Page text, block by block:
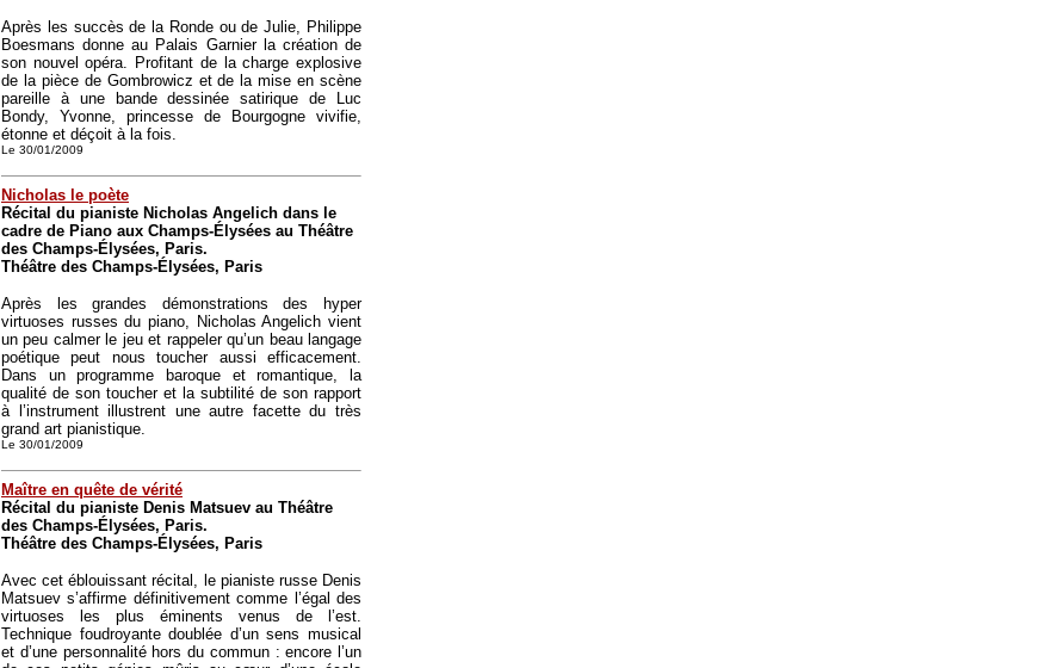
Après les succès de la Ronde ou de Julie, Philippe
Boesmans donne au Palais Garnier la création de
son nouvel opéra. Profitant de la charge explosive
de la pièce de Gombrowicz et de la mise en scène
pareille à une bande dessinée satirique de Luc
Bondy, Yvonne, princesse de Bourgogne vivifie,
étonne et déçoit à la fois.
Le 30/01/2009
Nicholas le poète
Récital du pianiste Nicholas Angelich dans le
cadre de Piano aux Champs-Élysées au Théâtre
des Champs-Élysées, Paris.
Théâtre des Champs-Élysées, Paris
Après les grandes démonstrations des hyper
virtuoses russes du piano, Nicholas Angelich vient
un peu calmer le jeu et rappeler qu’un beau langage
poétique peut nous toucher aussi efficacement.
Dans un programme baroque et romantique, la
qualité de son toucher et la subtilité de son rapport
à l’instrument illustrent une autre facette du très
grand art pianistique.
Le 30/01/2009
Maître en quête de vérité
Récital du pianiste Denis Matsuev au Théâtre
des Champs-Élysées, Paris.
Théâtre des Champs-Élysées, Paris
Avec cet éblouissant récital, le pianiste russe Denis
Matsuev s’affirme définitivement comme l’égal des
virtuoses les plus éminents venus de l’est.
Technique foudroyante doublée d’un sens musical
et d’une personnalité hors du commun : encore l’un